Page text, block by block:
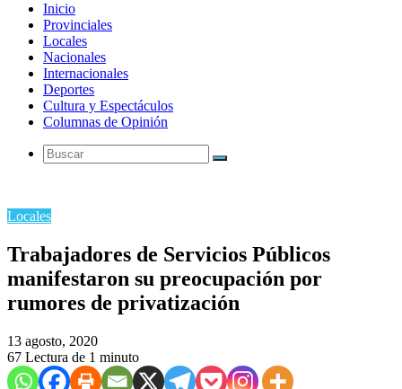
Inicio
Provinciales
Locales
Nacionales
Internacionales
Deportes
Cultura y Espectáculos
Columnas de Opinión
Buscar
Locales
Trabajadores de Servicios Públicos
manifestaron su preocupación por
rumores de privatización
13 agosto, 2020
67 Lectura de 1 minuto